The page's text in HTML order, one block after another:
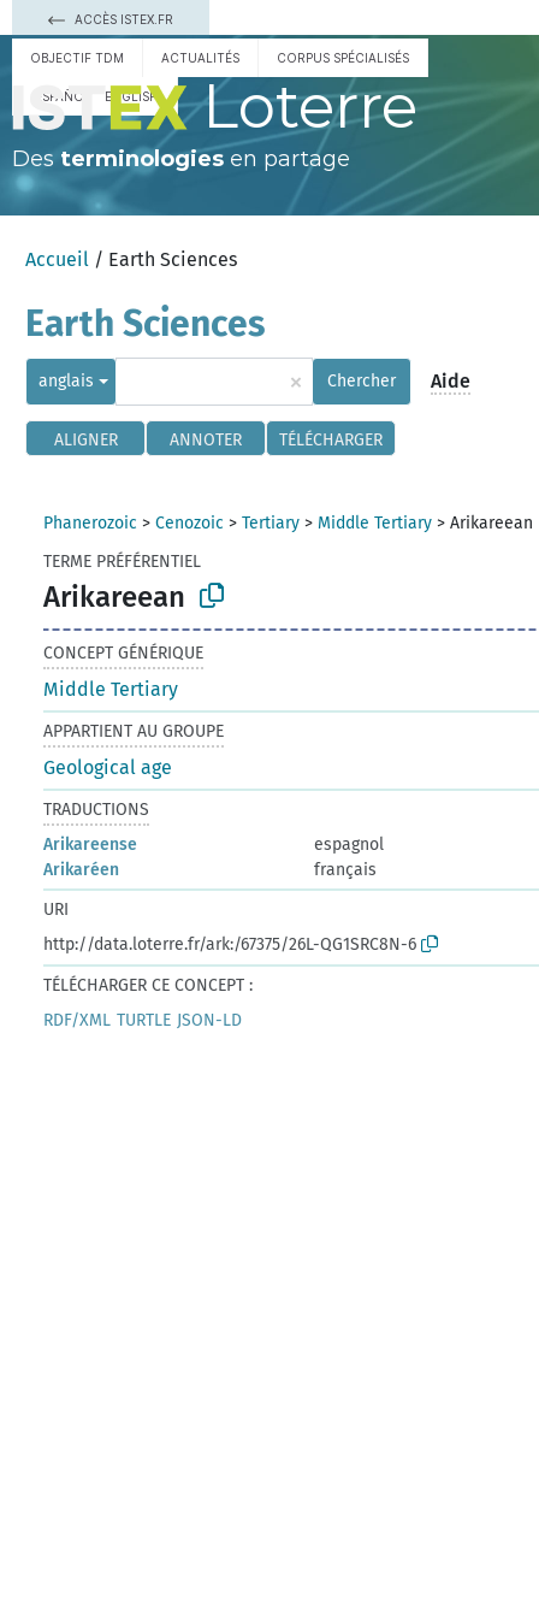
ACCÈS ISTEX.FR
OBJECTIF TDM ACTUALITÉS CORPUS SPÉCIALISÉS
ESPAÑOL ENGLISH Loterre
Des terminologies en partage
Accueil / Earth Sciences
Earth Sciences
anglais × Chercher Aide
ALIGNER ANNOTER TÉLÉCHARGER
Phanerozoic >Cenozoic >Tertiary > Middle Tertiary >Arikareean
TERME PRÉFÉRENTIEL
Arikareean
CONCEPT GÉNÉRIQUE
Middle Tertiary
APPARTIENT AU GROUPE
Geological age
TRADUCTIONS
Arikareense
espagnol
Arikaréen
français
URI
http://data.loterre.fr/ark:/67375/26L-QG1SRC8N-6
TÉLÉCHARGER CE CONCEPT :
RDF/XML TURTLE JSON-LD